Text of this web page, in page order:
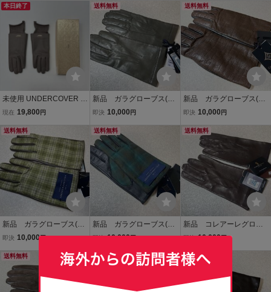
本日終了
未使用 UNDERCOVER ア
ンダーカバー UC2E4G02
グ グローブ 手袋 グレー
系 サイズ FREE 定価41,8
00円 803-0120
現在 19,800 円
送料無料
新品 ガラグローブス(伊)
メンズグローブ手袋８
スマホ対応 ナポリの
手袋専業メーカ 定価
２．２万円
即決 10,000 円
送料無料
新品 ガラグローブス(伊)
メンズグローブ手袋
こげ茶、スマホ対応 ラ
イニングカシミア100％
定価２．４万円
即決 10,000 円
送料無料
新品 ガラグローブス(伊)
【スマホ対応】メンズ
ｍ ホーランドシェリー
のウール×茶レザー 定価
３．１万円
即決 10,000円
送料無料
新品 ガラグローブス(伊)
【スマホ対応】メンズ
ｍ ホーランドシェリー
のウール×こげ茶レザー
即決 10,000円
送料無料
新品 コレアーレグロー
ブス(伊) ナポリのメンズ
ｍ 茶ラムナッパ ノー
ライニング スマホ対
応 定価２．２万円
即決 10,000円
送料無料 送料無料 送料無料